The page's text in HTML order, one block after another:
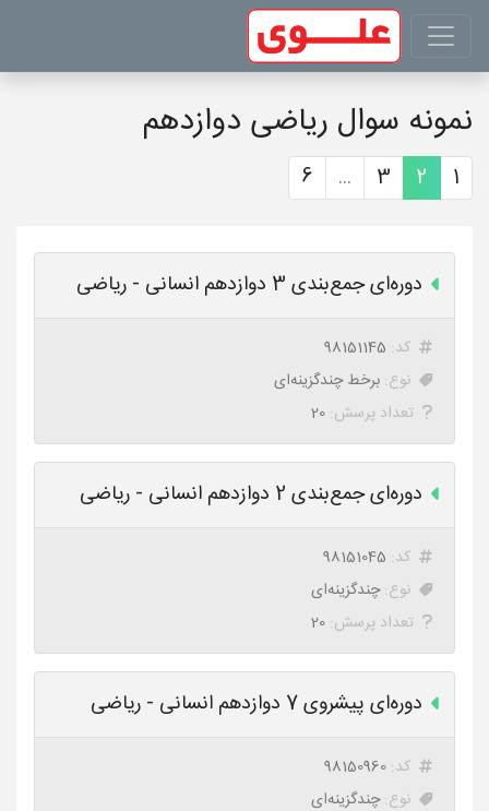
نمونه سوال ریاضی دوازدهم
1
2
3
...
6
دوره‌ای جمع‌بندی 3 دوازدهم انسانی - ریاضی
کد: 98151145
نوع: برخط چندگزینه‌ای
تعداد پرسش: 20
دوره‌ای جمع‌بندی 2 دوازدهم انسانی - ریاضی
کد: 98151045
نوع: چندگزینه‌ای
تعداد پرسش: 20
دوره‌ای پیشروی 7 دوازدهم انسانی - ریاضی
کد: 98150960
نوع: چندگزینه‌ای